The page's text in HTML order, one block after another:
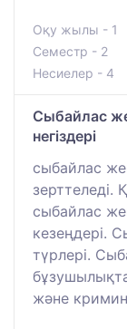
Оқу жылы - 1
Семестр - 2
Несиелер - 4
Сыбайлас
негіздері
сыбайлас
зерттеледі.
сыбайлас
кезеңдері.
түрлері.
және